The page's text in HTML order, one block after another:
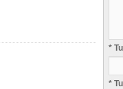
*
*